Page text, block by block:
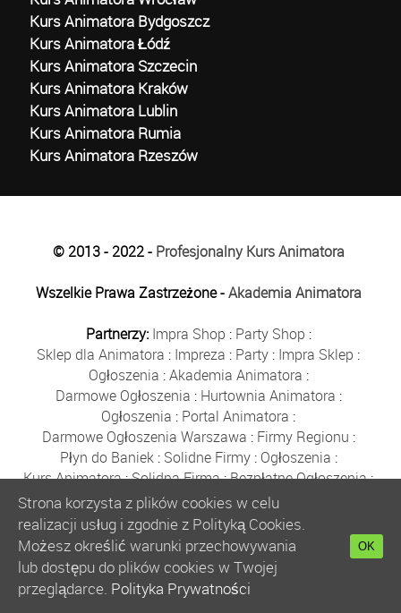
Kurs Animatora Bydgoszcz
Kurs Animatora Łódź
Kurs Animatora Szczecin
Kurs Animatora Kraków
Kurs Animatora Lublin
Kurs Animatora Rumia
Kurs Animatora Rzeszów
© 2013 - 2022 - Profesjonalny Kurs Animatora
Wszelkie Prawa Zastrzeżone -Akademia Animatora
Partnerzy: Impra Shop : Party Shop :
Sklep dla Animatora : Impreza : Party : Impra Sklep :
Ogłoszenia :Akademia Animatora :
Darmowe Ogłoszenia : Hurtownia Animatora :
Ogłoszenia : Portal Animatora :
Darmowe Ogłoszenia Warszawa : Firmy Regionu :
Płyn do Baniek: Solidne Firmy: Ogłoszenia :
Kurs Animatora:Solidna Firma:Bezpłatne Ogłoszenia:
Animator Czasu Wolnego:
Bezpłatne Ogłoszenia Warszawa:sklep animatora
Bańki Mydlane:Bezpłatne Ogłoszenia
Szkolenie Animatorów:Kurs Animatora
:
Kurs Animatora Warszawa :Rumia
Kurs Animatora Poznań:
Strona korzysta z plików cookies w celu
realizacji usług i zgodnie z Polityką Cookies.
Możesz określić warunki przechowywania
lub dostępu do plików cookies w Twojej
przeglądarce. Polityka Prywatności
OK